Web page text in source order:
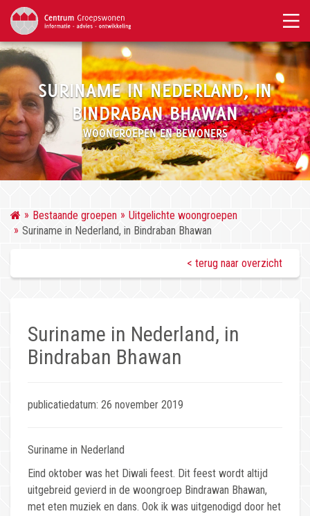
SURINAME IN NEDERLAND, IN
BINDRABAN BHAWAN
WOONGROEPEN EN BEWONERS
Bestaande groepen
Uitgelichte woongroepen
Suriname in Nederland, in Bindraban Bhawan
< terug naar overzicht
Suriname in Nederland, in
Bindraban Bhawan
publicatiedatum: 26 november 2019
Suriname in Nederland
Eind oktober was het Diwali feest. Dit feest wordt altijd
uitgebreid gevierd in de woongroep Bindrawan Bhawan,
met eten muziek en dans. Ook ik was uitgenodigd door het